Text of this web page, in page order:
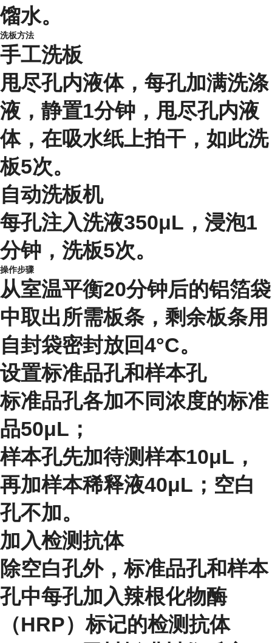
馏水。
洗板方法
手工洗板
甩尽孔内液体，每孔加满洗涤
液，静置1分钟，甩尽孔内液
体，在吸水纸上拍干，如此洗
板5次。
自动洗板机
每孔注入洗液350μL，浸泡1
分钟，洗板5次。
操作步骤
从室温平衡20分钟后的铝箔袋
中取出所需板条，剩余板条用
自封袋密封放回4°C。
设置标准品孔和样本孔
标准品孔各加不同浓度的标准
品50μL；
样本孔先加待测样本10μL，
再加样本稀释液40μL；空白
孔不加。
加入检测抗体
除空白孔外，标准品孔和样本
孔中每孔加入辣根化物酶
（HRP）标记的检测抗体